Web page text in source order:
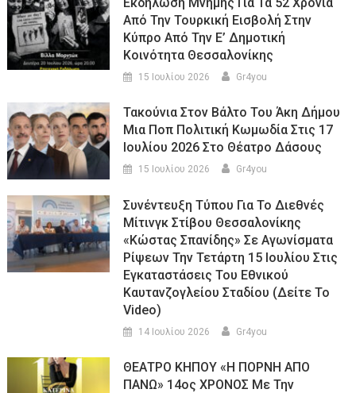
Από Την Τουρκική Εισβολή Στην
Κύπρο Από Την Ε’ Δημοτική
Κοινότητα Θεσσαλονίκης
15 Ιουλίου 2026 Gr4you
Τακούνια Στον Βάλτο Του Άκη Δήμου
Μια Ποπ Πολιτική Κωμωδία Στις 17
Ιουλίου 2026 Στο Θέατρο Δάσους
15 Ιουλίου 2026 Gr4you
Συνέντευξη Τύπου Για Το Διεθνές
Μίτινγκ Στίβου Θεσσαλονίκης
«Κώστας Σπανίδης» Σε Αγωνίσματα
Ρίψεων Την Τετάρτη 15 Ιουλίου Στις
Εγκαταστάσεις Του Εθνικού
Καυτανζογλείου Σταδίου (Δείτε Το
Video)
14 Ιουλίου 2026 Gr4you
ΘΕΑΤΡΟ ΚΗΠΟΥ «Η ΠΟΡΝΗ ΑΠΟ
ΠΑΝΩ» 14ος ΧΡΟΝΟΣ Με Την